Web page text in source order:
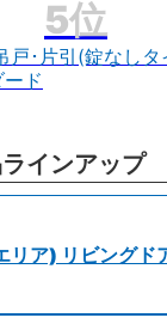
戸･片引(錠なしタ
ド
インアップ
ア) リビングド